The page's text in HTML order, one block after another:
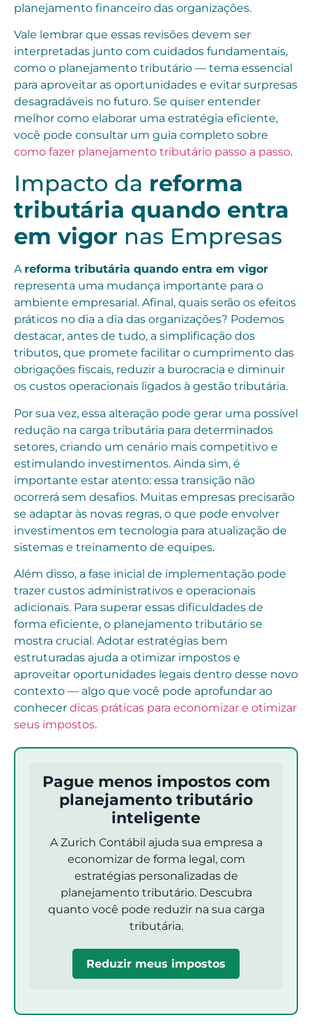
planejamento financeiro das organizações.
Vale lembrar que essas revisões devem ser
interpretadas junto com cuidados fundamentais,
como o planejamento tributário — tema essencial
para aproveitar as oportunidades e evitar surpresas
desagradáveis no futuro. Se quiser entender
melhor como elaborar uma estratégia eficiente,
você pode consultar um guia completo sobre
como fazer planejamento tributário passo a passo.
Impacto da reforma
tributária quando entra
em vigor nas Empresas
A reforma tributária quando entra em vigor
representa uma mudança importante para o
ambiente empresarial. Afinal, quais serão os efeitos
práticos no dia a dia das organizações? Podemos
destacar, antes de tudo, a simplificação dos
tributos, que promete facilitar o cumprimento das
obrigações fiscais, reduzir a burocracia e diminuir
os custos operacionais ligados à gestão tributária.
Por sua vez, essa alteração pode gerar uma possível
redução na carga tributária para determinados
setores, criando um cenário mais competitivo e
estimulando investimentos. Ainda sim, é
importante estar atento: essa transição não
ocorrerá sem desafios. Muitas empresas precisarão
se adaptar às novas regras, o que pode envolver
investimentos em tecnologia para atualização de
sistemas e treinamento de equipes.
Além disso, a fase inicial de implementação pode
trazer custos administrativos e operacionais
adicionais. Para superar essas dificuldades de
forma eficiente, o planejamento tributário se
mostra crucial. Adotar estratégias bem
estruturadas ajuda a otimizar impostos e
aproveitar oportunidades legais dentro desse novo
contexto — algo que você pode aprofundar ao
conhecer dicas práticas para economizar e otimizar
seus impostos.
Pague menos impostos com
planejamento tributário
inteligente
A Zurich Contábil ajuda sua empresa a
economizar de forma legal, com
estratégias personalizadas de
planejamento tributário. Descubra
quanto você pode reduzir na sua carga
tributária.
Reduzir meus impostos